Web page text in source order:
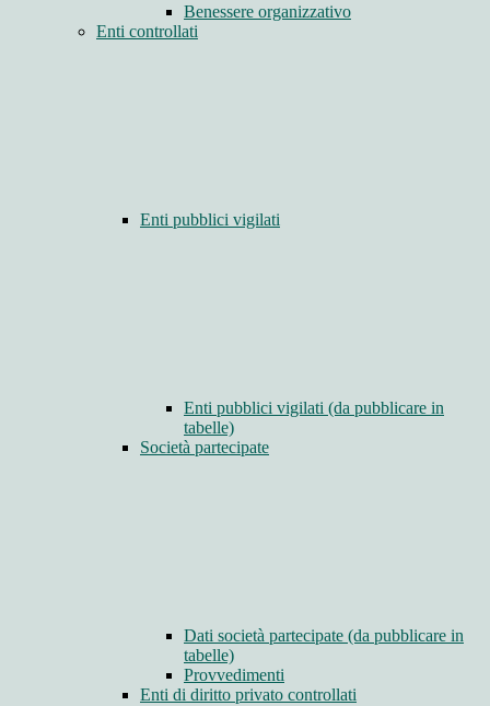
Benessere organizzativo
Enti controllati
Enti pubblici vigilati
Enti pubblici vigilati (da pubblicare in
tabelle)
Società partecipate
Dati società partecipate (da pubblicare in
tabelle)
Provvedimenti
Enti di diritto privato controllati